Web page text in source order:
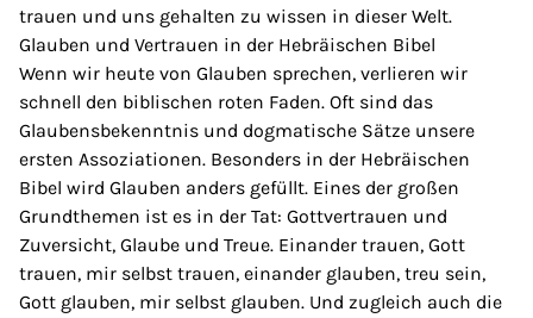
trauen und uns gehalten zu wissen in dieser Welt.
Glauben und Vertrauen in der Hebräischen Bibel
Wenn wir heute von Glauben sprechen, verlieren wir
schnell den biblischen roten Faden. Oft sind das
Glaubensbekenntnis und dogmatische Sätze unsere
ersten Assoziationen. Besonders in der Hebräischen
Bibel wird Glauben anders gefüllt. Eines der großen
Grundthemen ist es in der Tat: Gottvertrauen und
Zuversicht, Glaube und Treue. Einander trauen, Gott
trauen, mir selbst trauen, einander glauben, treu sein,
Gott glauben, mir selbst glauben. Und zugleich auch die